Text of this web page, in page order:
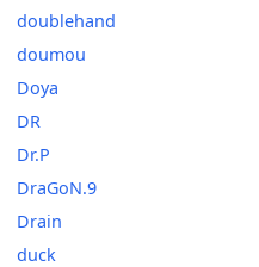
doublehand
doumou
Doya
DR
Dr.P
DraGoN.9
Drain
duck